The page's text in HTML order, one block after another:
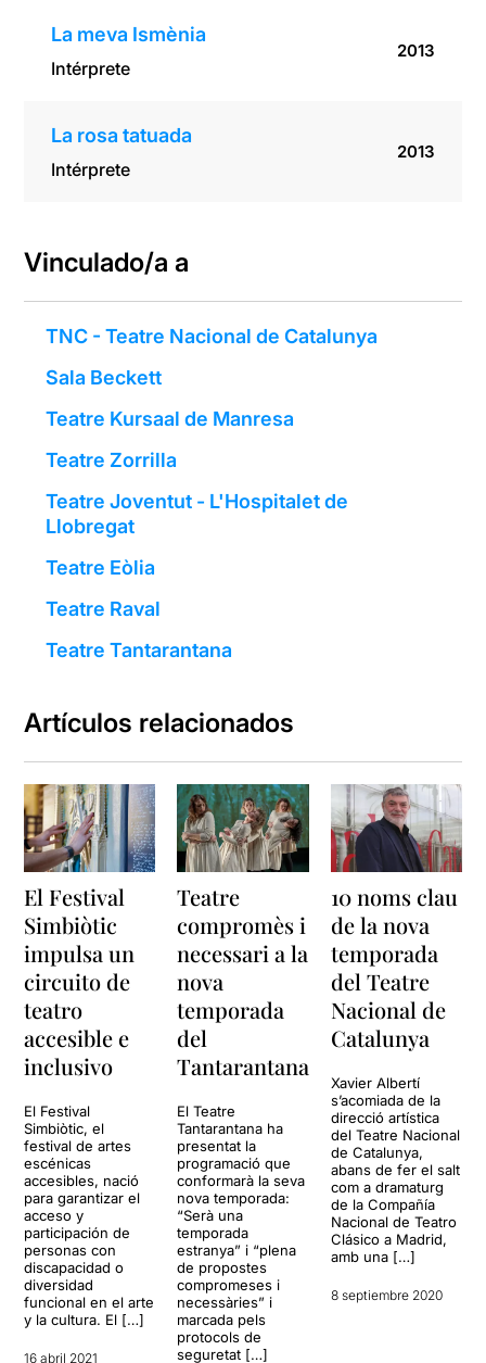
La meva Ismènia
Intérprete
2013
La rosa tatuada
Intérprete
2013
Vinculado/a a
TNC - Teatre Nacional de Catalunya
Sala Beckett
Teatre Kursaal de Manresa
Teatre Zorrilla
Teatre Joventut - L'Hospitalet de
Llobregat
Teatre Eòlia
Teatre Raval
Teatre Tantarantana
Artículos relacionados
El Festival
Simbiòtic
impulsa un
circuito de
teatro
accesible e
inclusivo
El Festival
Simbiòtic, el
festival de artes
escénicas
accesibles, nació
para garantizar el
acceso y
participación de
personas con
discapacidad o
diversidad
funcional en el arte
y la cultura. El […]
16 abril 2021
Teatre
compromès i
necessari a la
nova
temporada
del
Tantarantana
El Teatre
Tantarantana ha
presentat la
programació que
conformarà la seva
nova temporada:
“Serà una
temporada
estranya” i “plena
de propostes
compromeses i
necessàries” i
marcada pels
protocols de
seguretat […]
10 noms clau
de la nova
temporada
del Teatre
Nacional de
Catalunya
Xavier Albertí
s’acomiada de la
direcció artística
del Teatre Nacional
de Catalunya,
abans de fer el salt
com a dramaturg
de la Compañía
Nacional de Teatro
Clásico a Madrid,
amb una […]
8 septiembre 2020